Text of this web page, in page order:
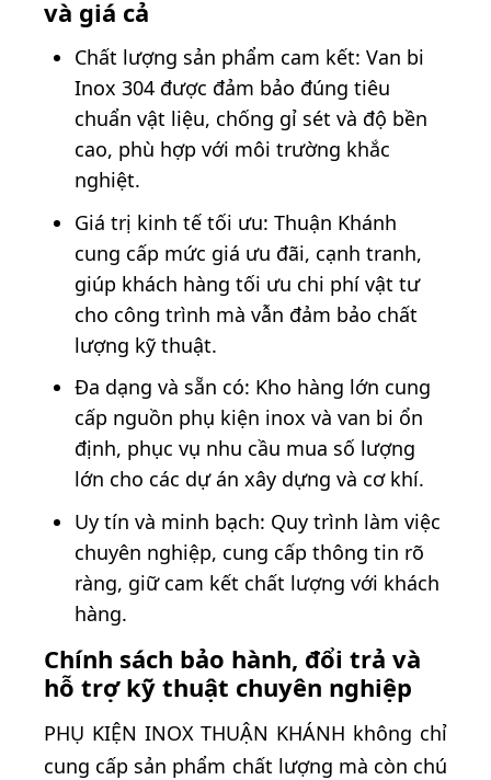
và giá cả
Chất lượng sản phẩm cam kết: Van bi
Inox 304 được đảm bảo đúng tiêu
chuẩn vật liệu, chống gỉ sét và độ bền
cao, phù hợp với môi trường khắc
nghiệt.
Giá trị kinh tế tối ưu: Thuận Khánh
cung cấp mức giá ưu đãi, cạnh tranh,
giúp khách hàng tối ưu chi phí vật tư
cho công trình mà vẫn đảm bảo chất
lượng kỹ thuật.
Đa dạng và sẵn có: Kho hàng lớn cung
cấp nguồn phụ kiện inox và van bi ổn
định, phục vụ nhu cầu mua số lượng
lớn cho các dự án xây dựng và cơ khí.
Uy tín và minh bạch: Quy trình làm việc
chuyên nghiệp, cung cấp thông tin rõ
ràng, giữ cam kết chất lượng với khách
hàng.
Chính sách bảo hành, đổi trả và
hỗ trợ kỹ thuật chuyên nghiệp
PHỤ KIỆN INOX THUẬN KHÁNH không chỉ
cung cấp sản phẩm chất lượng mà còn chú